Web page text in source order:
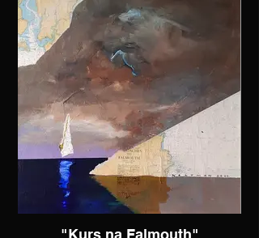
"Kurs na Falmouth"